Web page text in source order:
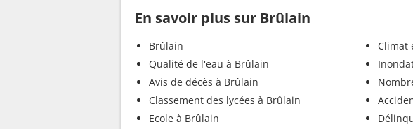
En savoir plus sur Brûlain
Brûlain
Qualité de l'eau à Brûlain
Avis de décès à Brûlain
Classement des lycées à Brûlain
Ecole à Brûlain
Climat